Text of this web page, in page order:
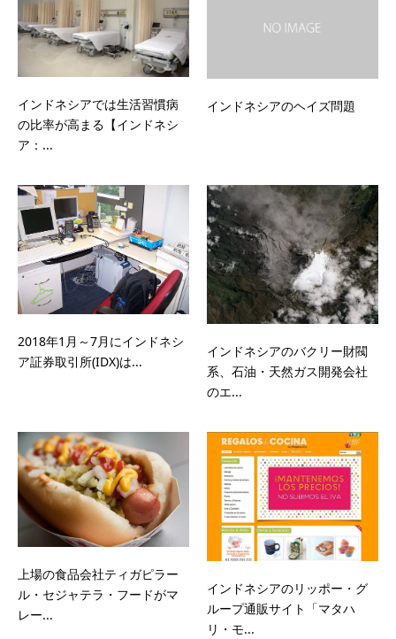
インドネシアでは生活習慣病
の比率が高まる【インドネシ
ア：...
インドネシアのヘイズ問題
2018年1月～7月にインドネシ
ア証券取引所(IDX)は...
インドネシアのバクリー財閥
系、石油・天然ガス開発会社
のエ...
上場の食品会社ティガピラー
ル・セジャテラ・フードがマ
レー...
インドネシアのリッポー・グ
ループ通販サイト「マタハ
リ・モ...